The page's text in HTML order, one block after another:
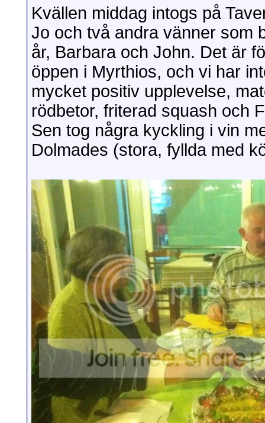
Kvällen middag intogs på
Jo och två andra vänner som
år, Barbara och John. Det är
öppen i Myrthios, och vi har
mycket positiv upplevelse,
rödbetor, friterad squash och
Sen tog några kyckling i vin
Dolmades (stora, fyllda med